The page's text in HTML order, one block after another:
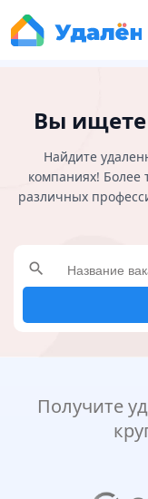
Вы ищете
Найдите
компаниях! Более
различных
search
Получите